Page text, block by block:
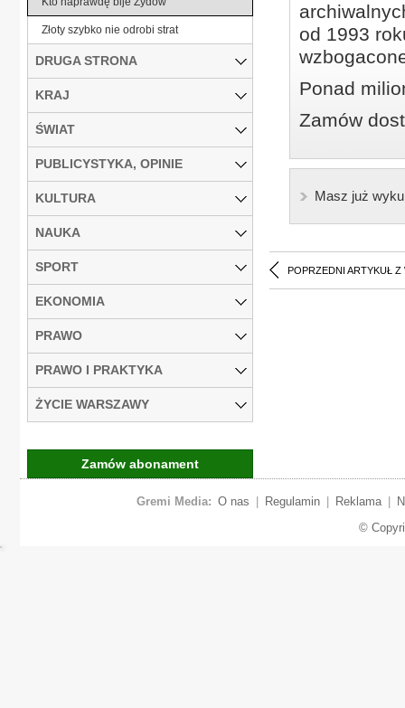
od 1993
Ponad
Zamów
Masz już
POPRZEDNI ARTYKUŁ Z
Złoty szybko nie odrobi strat
DRUGA STRONA
KRAJ
ŚWIAT
PUBLICYSTYKA, OPINIE
KULTURA
NAUKA
SPORT
EKONOMIA
PRAWO
PRAWO I PRAKTYKA
ŻYCIE WARSZAWY
Zamów abonament
Gremi Media: O nas Regulamin Reklama
©